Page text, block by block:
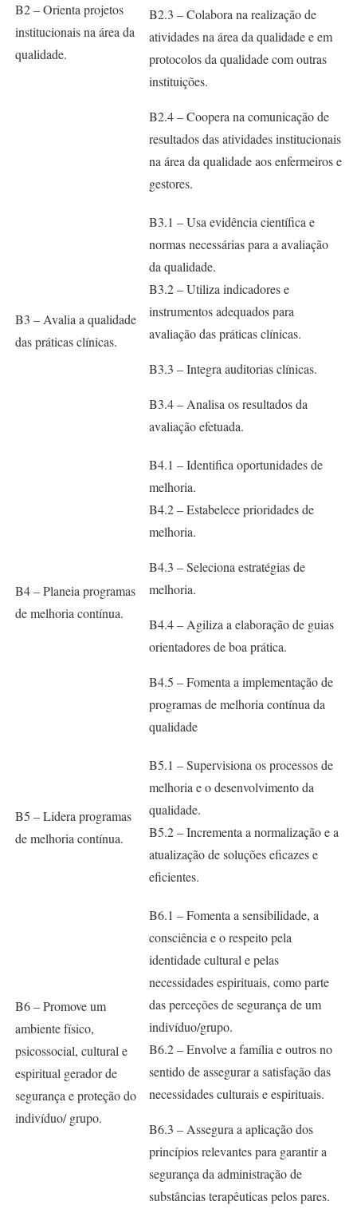
B2 – Orienta projetos
institucionais na área da
qualidade.
B2.3 – Colabora na realização de
atividades na área da qualidade e em
protocolos da qualidade com outras
instituições.
B2.4 – Coopera na comunicação de
resultados das atividades institucionais
na área da qualidade aos enfermeiros e
gestores.
B3 – Avalia a qualidade
das práticas clínicas.
B3.1 – Usa evidência científica e
normas necessárias para a avaliação
da qualidade.
B3.2 – Utiliza indicadores e
instrumentos adequados para
avaliação das práticas clínicas.
B3.3 – Integra auditorias clínicas.
B3.4 – Analisa os resultados da
avaliação efetuada.
B4 – Planeia programas
de melhoria contínua.
B4.1 – Identifica oportunidades de
melhoria.
B4.2 – Estabelece prioridades de
melhoria.
B4.3 – Seleciona estratégias de
melhoria.
B4.4 – Agiliza a elaboração de guias
orientadores de boa prática.
B4.5 – Fomenta a implementação de
programas de melhoria contínua da
qualidade
B5 – Lidera programas
de melhoria contínua.
B5.1 – Supervisiona os processos de
melhoria e o desenvolvimento da
qualidade.
B5.2 – Incrementa a normalização e a
atualização de soluções eficazes e
eficientes.
B6 – Promove um
ambiente físico,
psicossocial, cultural e
espiritual gerador de
segurança e proteção do
indivíduo/ grupo.
B6.1 – Fomenta a sensibilidade, a
consciência e o respeito pela
identidade cultural e pelas
necessidades espirituais, como parte
das perceções de segurança de um
indivíduo/grupo.
B6.2 – Envolve a família e outros no
sentido de assegurar a satisfação das
necessidades culturais e espirituais.
B6.3 – Assegura a aplicação dos
princípios relevantes para garantir a
segurança da administração de
substâncias terapêuticas pelos pares.